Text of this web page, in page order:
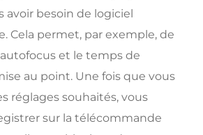
avoir besoin de logiciel
Cela permet, par exemple, de
et le temps de
au point. Une fois que vous
réglages souhaités, vous
sur la télécommande